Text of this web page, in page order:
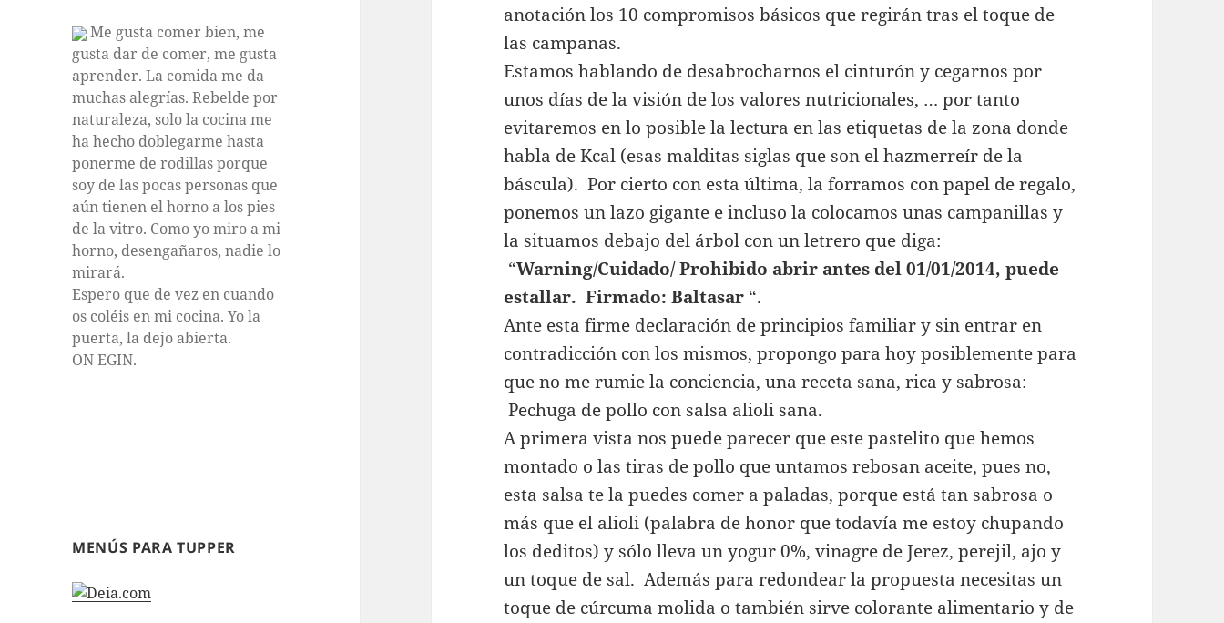
Me gusta comer bien, me
gusta dar de comer, me gusta
aprender. La comida me da
muchas alegrías. Rebelde por
naturaleza, solo la cocina me
ha hecho doblegarme hasta
ponerme de rodillas porque
soy de las pocas personas que
aún tienen el horno a los pies
de la vitro. Como yo miro a mi
horno, desengañaros, nadie lo
mirará.
Espero que de vez en cuando
os coléis en mi cocina. Yo la
puerta, la dejo abierta.
ON EGIN.
MENÚS PARA TUPPER
anotación los 10 compromisos básicos que regirán tras el toque de
las campanas.
Estamos hablando de desabrocharnos el cinturón y cegarnos por
unos días de la visión de los valores nutricionales, … por tanto
evitaremos en lo posible la lectura en las etiquetas de la zona donde
habla de Kcal (esas malditas siglas que son el hazmerreír de la
báscula). Por cierto con esta última, la forramos con papel de regalo,
ponemos un lazo gigante e incluso la colocamos unas campanillas y
la situamos debajo del árbol con un letrero que diga:
“Warning/Cuidado/ Prohibido abrir antes del 01/01/2014, puede
estallar. Firmado: Baltasar “.
Ante esta firme declaración de principios familiar y sin entrar en
contradicción con los mismos, propongo para hoy posiblemente para
que no me rumie la conciencia, una receta sana, rica y sabrosa:
Pechuga de pollo con salsa alioli sana.
A primera vista nos puede parecer que este pastelito que hemos
montado o las tiras de pollo que untamos rebosan aceite, pues no,
esta salsa te la puedes comer a paladas, porque está tan sabrosa o
más que el alioli (palabra de honor que todavía me estoy chupando
los deditos) y sólo lleva un yogur 0%, vinagre de Jerez, perejil, ajo y
un toque de sal. Además para redondear la propuesta necesitas un
toque de cúrcuma molida o también sirve colorante alimentario y de